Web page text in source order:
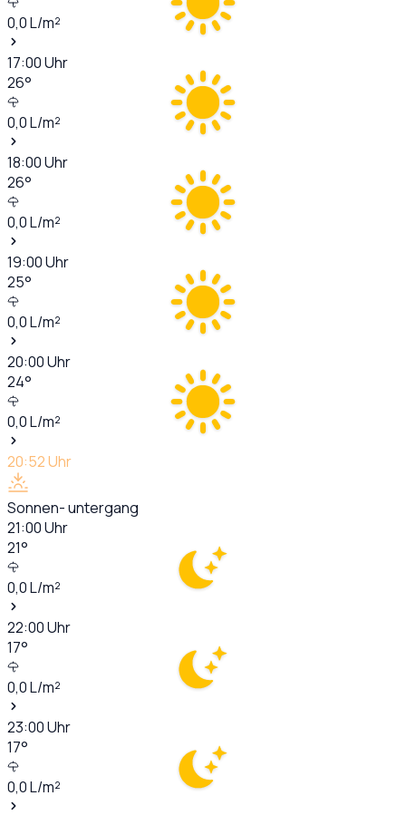
0,0L/m²
17:00Uhr
26°
0,0L/m²
18:00Uhr
26°
0,0L/m²
19:00Uhr
25°
0,0L/m²
20:00Uhr
24°
0,0L/m²
20:52Uhr
Sonnen- untergang
21:00Uhr
21°
0,0L/m²
22:00Uhr
17°
0,0L/m²
23:00Uhr
17°
0,0L/m²